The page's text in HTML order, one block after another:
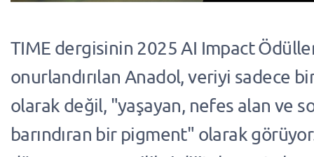
TIME dergisinin 2025 AI Impact
onurlandırılan Anadol, veriyi sadece
olarak değil, "yaşayan, nefes alan ve
barındıran bir pigment" olarak